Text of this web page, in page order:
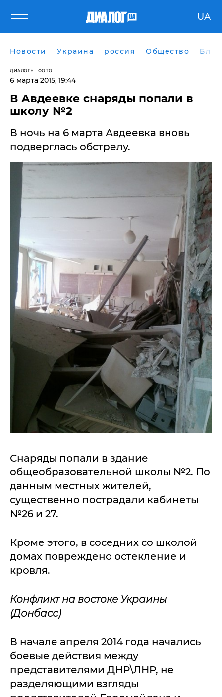
UA
Новости Украина россия Общество
ДИАЛОГ ФОТО
6 марта 2015, 19:44
В Авдеевке снаряды попали в
школу №2
В ночь на 6 марта Авдеевка вновь
подверглась обстрелу.
Снаряды попали в здание
общеобразовательной школы №2. По
данным местных жителей,
существенно пострадали кабинеты
№26 и 27.
Кроме этого, в соседних со школой
домах повреждено остекление и
кровля.
Конфликт на востоке Украины
(Донбасс)
В начале апреля 2014 года начались
боевые действия между
представителями ДНР\ЛНР, не
разделяющими взгляды